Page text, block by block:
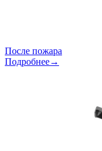
После пожара
Подробнее→